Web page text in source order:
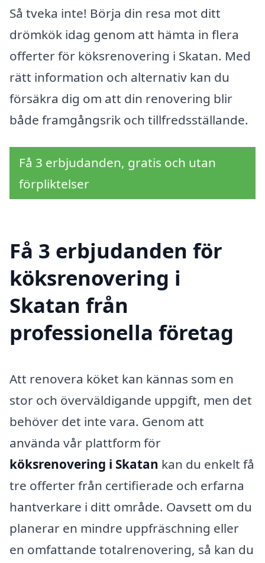
Så tveka inte! Börja din resa mot ditt
drömkök idag genom att hämta in flera
offerter för köksrenovering i Skatan. Med
rätt information och alternativ kan du
försäkra dig om att din renovering blir
både framgångsrik och tillfredsställande.
Få 3 erbjudanden, gratis och utan
förpliktelser
Få 3 erbjudanden för
köksrenovering i
Skatan från
professionella företag
Att renovera köket kan kännas som en
stor och överväldigande uppgift, men det
behöver det inte vara. Genom att
använda vår plattform för
köksrenovering i Skatan kan du enkelt få
tre offerter från certifierade och erfarna
hantverkare i ditt område. Oavsett om du
planerar en mindre uppfräschning eller
en omfattande totalrenovering, så kan du